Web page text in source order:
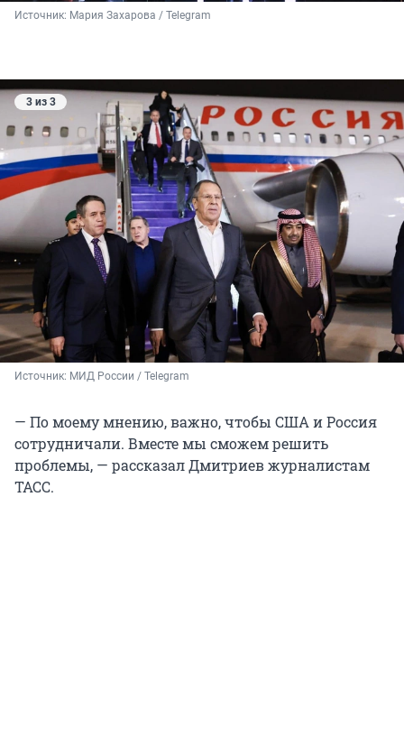
Источник: Мария Захарова / Telegram
3 из 3
Источник: МИД России / Telegram
— По моему мнению, важно, чтобы США и Россия
сотрудничали. Вместе мы сможем решить
проблемы, — рассказал Дмитриев журналистам
ТАСС.